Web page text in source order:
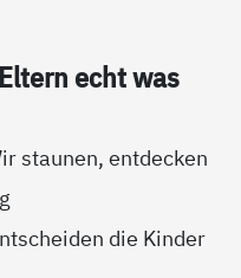
echt was
staunen, entdecken
die Kinder